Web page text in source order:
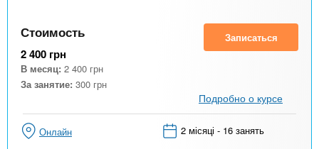
Стоимость
2 400 грн
В месяц: 2 400 грн
За занятие: 300 грн
Записаться
Подробно о курсе
Онлайн 2 місяці - 16 занять